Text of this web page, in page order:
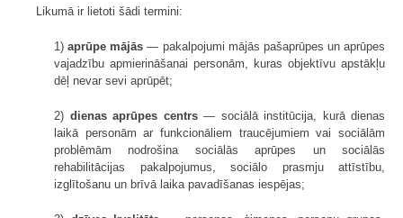
Likumā ir lietoti šādi termini:
1)aprūpe mājās — pakalpojumi mājās pašaprūpes un aprūpes
vajadzību apmierināšanai personām, kuras objektīvu apstākļu
dēļ nevar sevi aprūpēt;
2) dienas aprūpes centrs— sociālā institūcija, kurā dienas
laikā personām ar funkcionāliem traucējumiem vai sociālām
problēmām nodrošina sociālās aprūpes un sociālās
rehabilitācijas pakalpojumus, sociālo prasmju attīstību,
izglītošanu un brīvā laika pavadīšanas iespējas;